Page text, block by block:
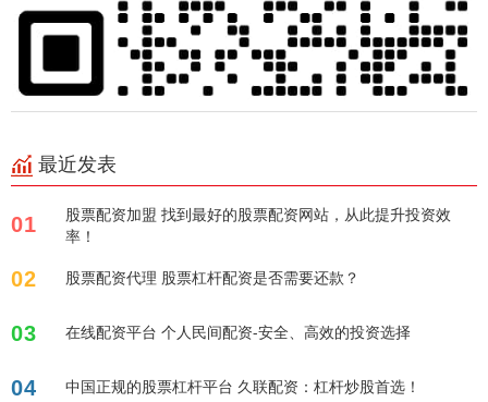
最近发表
01
股票配资加盟 找到最好的股票配资网站，从此提升投资效
率！
02 股票配资代理 股票杠杆配资是否需要还款？
03 在线配资平台 个人民间配资-安全、高效的投资选择
04 中国正规的股票杠杆平台 久联配资：杠杆炒股首选！